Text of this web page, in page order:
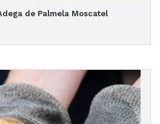
de Palmela Moscatel